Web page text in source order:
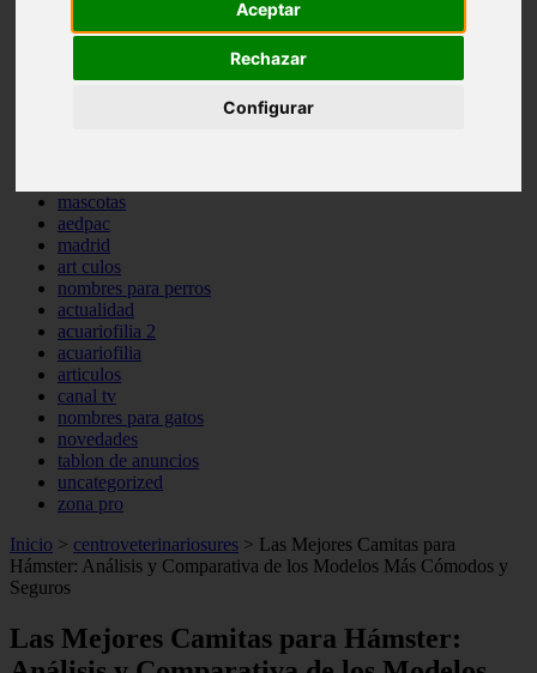
Aceptar
Rechazar
Configurar
cr a
mascotas
aedpac
madrid
art culos
nombres para perros
actualidad
acuariofilia 2
acuariofilia
articulos
canal tv
nombres para gatos
novedades
tablon de anuncios
uncategorized
zona pro
Inicio > centroveterinariosures > Las Mejores Camitas para
Hámster: Análisis y Comparativa de los Modelos Más Cómodos y
Seguros
Las Mejores Camitas para Hámster: